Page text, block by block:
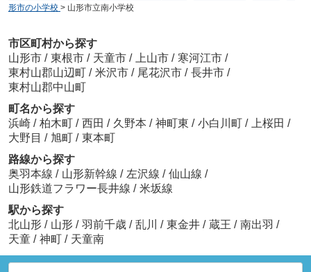
形市の小学校 > 山形市立南小学校
市区町村から探す
山形市 / 東根市 / 天童市 / 上山市 / 寒河江市 /
東村山郡山辺町 / 米沢市 / 尾花沢市 / 長井市 /
東村山郡中山町
町名から探す
浜崎 / 柏木町 / 西田 / 久野本 / 神町東 / 小白川町 / 上桜田 /
大野目 / 旭町 / 東本町
路線から探す
奥羽本線 / 山形新幹線 / 左沢線 / 仙山線 /
山形鉄道フラワー長井線 / 米坂線
駅から探す
北山形 / 山形 / 羽前千歳 / 乱川 / 東金井 / 蔵王 / 南出羽 /
天童 / 神町 / 天童南